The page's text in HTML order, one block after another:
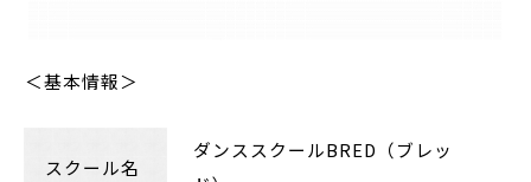
＜基本情報＞
スクール名
ダンススクールBRED（ブレッ